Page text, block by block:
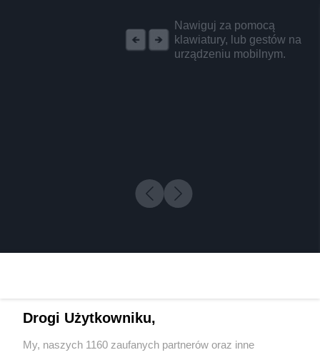
Nawiguj za pomocą
klawiatury, lub gestów na
urządzeniu mobilnym.
Drogi Użytkowniku,
My, naszych 1160 zaufanych partnerów oraz inne